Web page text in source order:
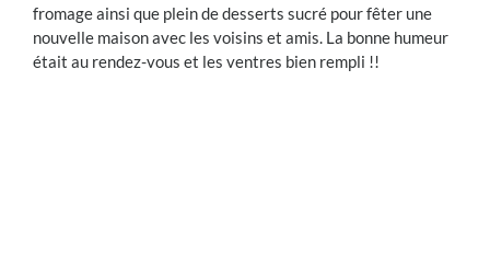
fromage ainsi que plein de desserts sucré pour fêter une
nouvelle maison avec les voisins et amis. La bonne humeur
était au rendez-vous et les ventres bien rempli !!